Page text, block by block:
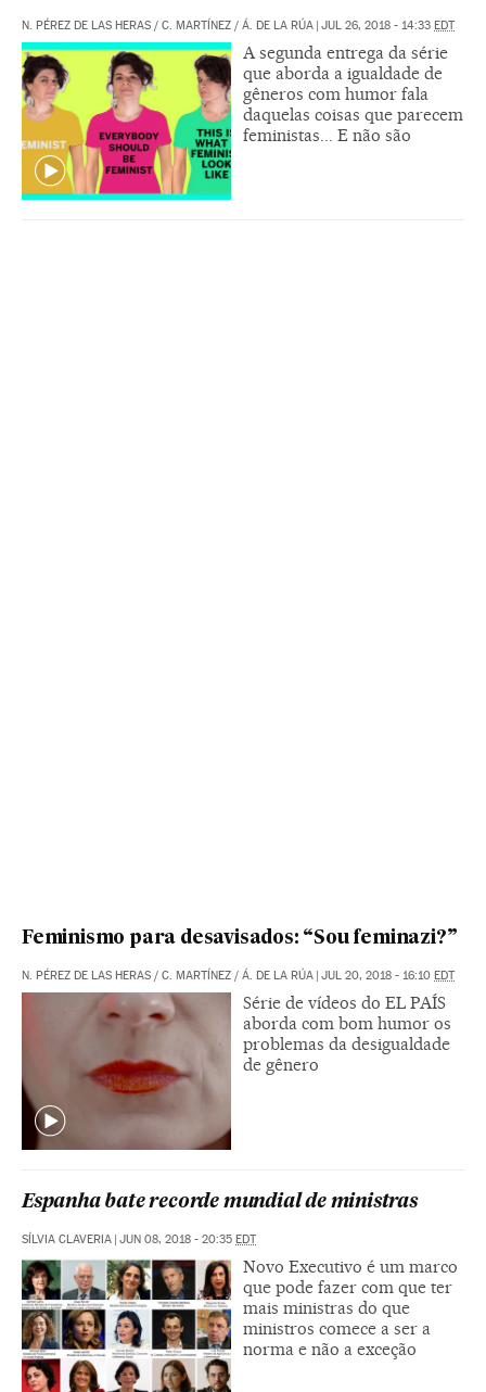
N. PÉREZ DE LAS HERAS / C. MARTÍNEZ / Á. DE LA RÚA JUL 26, 2018 - 14:33 EDT
A segunda entrega da série
que aborda a igualdade de
gêneros com humor fala
daquelas coisas que parecem
feministas... E não são
Feminismo para desavisados: “Sou feminazi?”
N. PÉREZ DE LAS HERAS / C. MARTÍNEZ / Á. DE LA RÚA JUL 20, 2018 - 16:10 EDT
Série de vídeos do EL PAÍS
aborda com bom humor os
problemas da desigualdade
de gênero
Espanha bate recorde mundial de ministras
SÍLVIA CLAVERIA JUN 08, 2018 - 20:35 EDT
Novo Executivo é um marco
que pode fazer com que ter
mais ministras do que
ministros comece a ser a
norma e não a exceção